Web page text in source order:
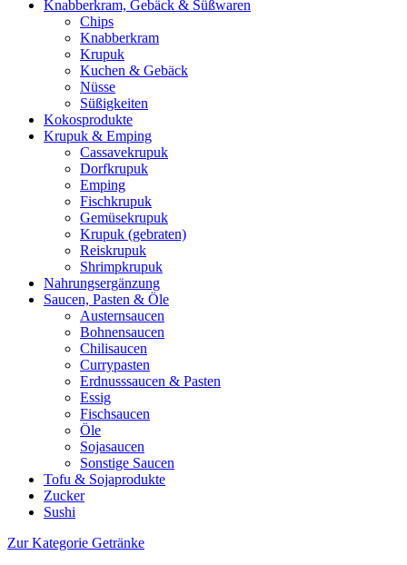
Knabberkram, Gebäck & Süßwaren
Chips
Knabberkram
Krupuk
Kuchen & Gebäck
Nüsse
Süßigkeiten
Kokosprodukte
Krupuk & Emping
Cassavekrupuk
Dorfkrupuk
Emping
Fischkrupuk
Gemüsekrupuk
Krupuk (gebraten)
Reiskrupuk
Shrimpkrupuk
Nahrungsergänzung
Saucen, Pasten & Öle
Austernsaucen
Bohnensaucen
Chilisaucen
Currypasten
Erdnusssaucen & Pasten
Essig
Fischsaucen
Öle
Sojasaucen
Sonstige Saucen
Tofu & Sojaprodukte
Zucker
Sushi
Zur Kategorie Getränke